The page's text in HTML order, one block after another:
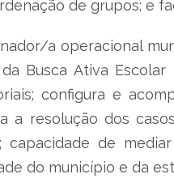
de grupos; e
a operacional
Busca Ativa
configura e
a resolução dos
de
do município e da